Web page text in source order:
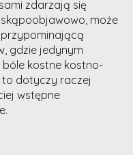
zdarzają się
może
gdzie jedynym
kostne kostno-
to dotyczy raczej
wstępne